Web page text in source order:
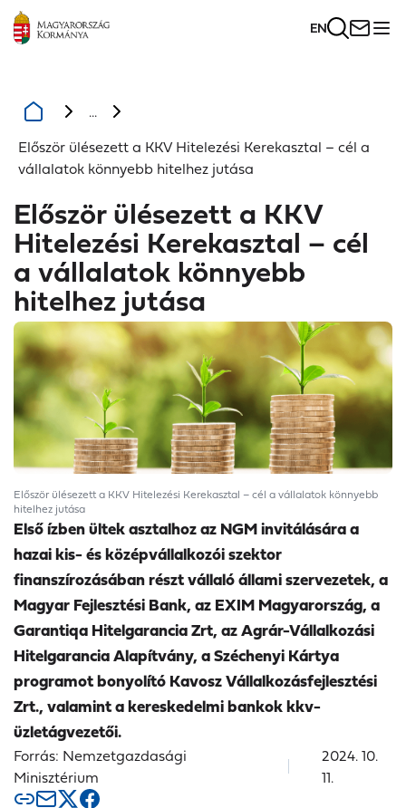
EN
...
Először ülésezett a KKV Hitelezési Kerekasztal – cél a
vállalatok könnyebb hitelhez jutása
Először ülésezett a KKV
Hitelezési Kerekasztal – cél
a vállalatok könnyebb
hitelhez jutása
Először ülésezett a KKV Hitelezési Kerekasztal – cél a vállalatok könnyebb
hitelhez jutása
Első ízben ültek asztalhoz az NGM invitálására a
hazai kis- és középvállalkozói szektor
finanszírozásában részt vállaló állami szervezetek, a
Magyar Fejlesztési Bank, az EXIM Magyarország, a
Garantiqa Hitelgarancia Zrt, az Agrár-Vállalkozási
Hitelgarancia Alapítvány, a Széchenyi Kártya
programot bonyolító Kavosz Vállalkozásfejlesztési
Zrt., valamint a kereskedelmi bankok kkv-
üzletágvezetői.
Forrás: Nemzetgazdasági
Minisztérium
2024. 10.
11.